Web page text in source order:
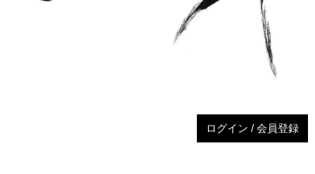
ログイン / 会員登録